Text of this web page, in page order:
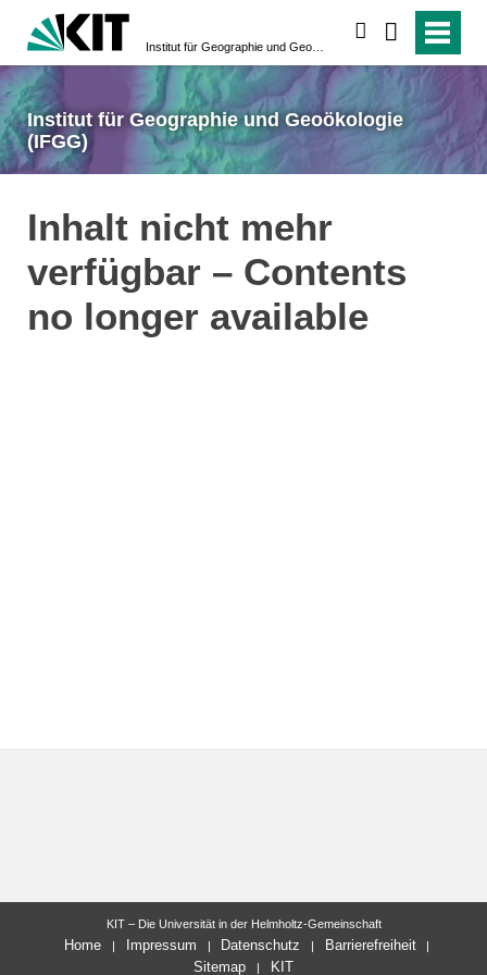
Institut für Geographie und Geoökologie
(IFGG)
Inhalt nicht mehr
verfügbar – Contents
no longer available
KIT – Die Universität in der Helmholtz-Gemeinschaft
Home Impressum Datenschutz
Barrierefreiheit
Sitemap
KIT